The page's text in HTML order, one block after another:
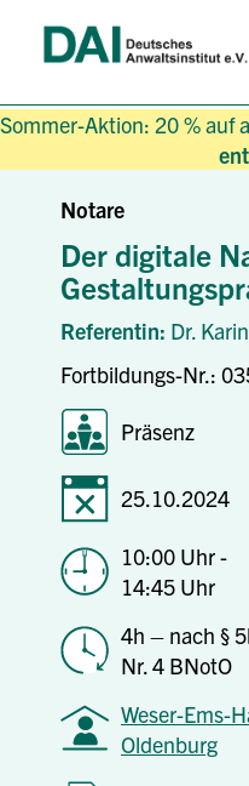
Sommer-Aktion: 20 % auf
Notare
Der digitale
Referentin: Dr.
Fortbildungs-Nr.:
Präsenz
25.10.2024
10:00 Uhr -
14:45 Uhr
4h – nach §
Nr. 4 BNotO
Weser-Ems-
Oldenburg